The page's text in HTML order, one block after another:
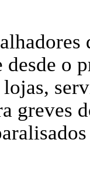
desde o
greves